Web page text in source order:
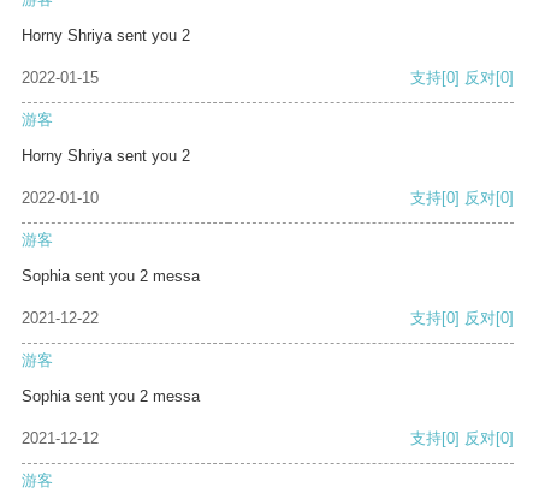
Horny Shriya sent you 2
2022-01-15 支持[0] 反对[0]
游客
Horny Shriya sent you 2
2022-01-10 支持[0] 反对[0]
游客
Sophia sent you 2 messa
2021-12-22 支持[0] 反对[0]
游客
Sophia sent you 2 messa
2021-12-12 支持[0] 反对[0]
游客